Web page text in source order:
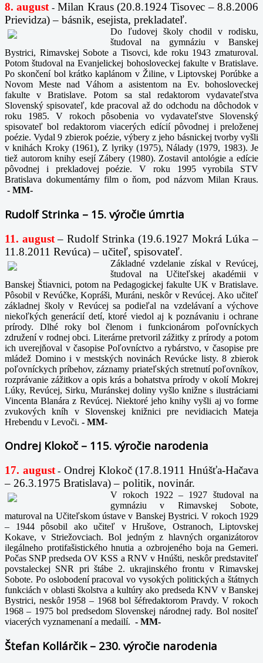
8. august -Milan Kraus (20.8.1924 Tisovec – 8.8.2006
Prievidza) – básnik, esejista, prekladateľ.
Do ľudovej školy chodil v rodisku,
študoval na gymnáziu v Banskej
Bystrici, Rimavskej Sobote a Tisovci, kde roku 1943 zmaturoval.
Potom študoval na Evanjelickej bohosloveckej fakulte v Bratislave.
Po skončení bol krátko kaplánom v Žiline, v Liptovskej Porúbke a
Novom Meste nad Váhom a asistentom na Ev. bohosloveckej
fakulte v Bratislave. Potom sa stal redaktorom vydavateľstva
Slovenský spisovateľ, kde pracoval až do odchodu na dôchodok v
roku 1985. V rokoch pôsobenia vo vydavateľstve Slovenský
spisovateľ bol redaktorom viacerých edícií pôvodnej i preloženej
poézie. Vydal 9 zbierok poézie, výbery z jeho básnickej tvorby vyšli
v knihách Kroky (1961), Z lyriky (1975), Nálady (1979, 1983). Je
tiež autorom knihy esejí Zábery (1980). Zostavil antológie a edície
pôvodnej i prekladovej poézie. V roku 1995 vyrobila STV
Bratislava dokumentárny film o ňom, pod názvom Milan Kraus.
- MM-
Rudolf Strinka – 15. výročie úmrtia
11. august – Rudolf Strinka (19.6.1927 Mokrá Lúka –
11.8.2011 Revúca) – učiteľ, spisovateľ.
Základné vzdelanie získal v Revúcej,
študoval na Učiteľskej akadémii v
Banskej Štiavnici, potom na Pedagogickej fakulte UK v Bratislave.
Pôsobil v Revúčke, Kopráši, Muráni, neskôr v Revúcej. Ako učiteľ
základnej školy v Revúcej sa podieľal na vzdelávaní a výchove
niekoľkých generácií detí, ktoré viedol aj k poznávaniu i ochrane
prírody. Dlhé roky bol členom i funkcionárom poľovníckych
združení v rodnej obci. Literárne pretvoril zážitky z prírody a potom
ich uverejňoval v časopise Poľovníctvo a rybárstvo, v časopise pre
mládež Domino i v mestských novinách Revúcke listy. 8 zbierok
poľovníckych príbehov, záznamy priateľských stretnutí poľovníkov,
rozprávanie zážitkov a opis krás a bohatstva prírody v okolí Mokrej
Lúky, Revúcej, Sirku, Muránskej doliny vyšlo knižne s ilustráciami
Vincenta Blanára z Revúcej. Niektoré jeho knihy vyšli aj vo forme
zvukových kníh v Slovenskej knižnici pre nevidiacich Mateja
Hrebendu v Levoči. - MM-
Ondrej Klokoč – 115. výročie narodenia
17. august- Ondrej Klokoč (17.8.1911 Hnúšťa-Hačava
– 26.3.1975 Bratislava) – politik, novinár.
V rokoch 1922 – 1927 študoval na
gymnáziu v Rimavskej Sobote,
maturoval na Učiteľskom ústave v Banskej Bystrici. V rokoch 1929
– 1944 pôsobil ako učiteľ v Hrušove, Ostranoch, Liptovskej
Kokave, v Striežovciach. Bol jedným z hlavných organizátorov
ilegálneho protifašistického hnutia a ozbrojeného boja na Gemeri.
Počas SNP predseda OV KSS a RNV v Hnúšti, neskôr predstaviteľ
povstaleckej SNR pri štábe 2. ukrajinského frontu v Rimavskej
Sobote. Po oslobodení pracoval vo vysokých politických a štátnych
funkciách v oblasti školstva a kultúry ako predseda KNV v Banskej
Bystrici, neskôr 1958 – 1968 bol šéfredaktorom Pravdy. V rokoch
1968 – 1975 bol predsedom Slovenskej národnej rady. Bol nositeľ
viacerých vyznamenaní a medailí. - MM-
Štefan Kollárčik – 230. výročie narodenia